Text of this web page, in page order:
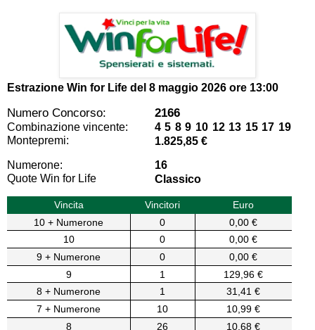
Estrazione Win for Life del 8 maggio 2026 ore 13:00
Numero Concorso: 2166
Combinazione vincente:
4 5 8 9 10 12 13 15 17 19
Montepremi:
1.825,85 €
Numerone:
16
Quote Win for Life
Classico
Vincita Vincitori
Euro
10 + Numerone
0
0,00 €
10
0
0,00 €
9 + Numerone
0
0,00 €
9
1
129,96 €
8 + Numerone
1
31,41 €
7 + Numerone
10
10,99 €
8
26
10,68 €